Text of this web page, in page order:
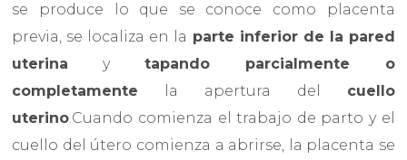
se produce lo que se conoce como placenta
previa, se localiza en la parte inferior de la pared
uterina y tapando parcialmente o
completamente la apertura del cuello
uterino.Cuando comienza el trabajo de parto y el
cuello del útero comienza a abrirse, la placenta se